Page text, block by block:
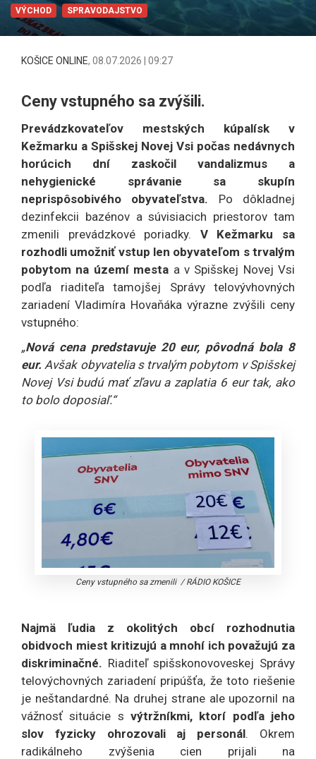
VÝCHOD SPRAVODAJSTVO
KOŠICE ONLINE, 08.07.2026 | 09:27
Ceny vstupného sa zvýšili.
Prevádzkovateľov mestských kúpalísk v
Kežmarku a Spišskej Novej Vsi počas nedávnych
horúcich dní zaskočil vandalizmus a
nehygienické správanie sa skupín
neprispôsobivého obyvateľstva. Po dôkladnej
dezinfekcii bazénov a súvisiacich priestorov tam
zmenili prevádzkové poriadky. V Kežmarku sa
rozhodli umožniť vstup len obyvateľom s trvalým
pobytom na území mesta a v Spišskej Novej Vsi
podľa riaditeľa tamojšej Správy telovývhovných
zariadení Vladimíra Hovaňáka výrazne zvýšili ceny
vstupného:
„Nová cena predstavuje 20 eur, pôvodná bola 8
eur. Avšak obyvatelia s trvalým pobytom v Spišskej
Novej Vsi budú mať zľavu a zaplatia 6 eur tak, ako
to bolo doposiaľ.“
Ceny vstupného sa zmenili /RÁDIO KOŠICE
Najmä ľudia z okolitých obcí rozhodnutia
obidvoch miest kritizujú a mnohí ich považujú za
diskriminačné. Riaditeľ spišskonovoveskej Správy
telovýchovných zariadení pripúšťa, že toto riešenie
je neštandardné. Na druhej strane ale upozornil na
vážnosť situácie s výtržníkmi, ktorí podľa jeho
slov fyzicky ohrozovali aj personál. Okrem
radikálneho zvýšenia cien prijali na